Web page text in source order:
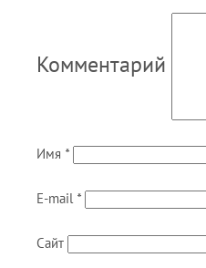
Комментарий
Имя *
E-mail *
Сайт